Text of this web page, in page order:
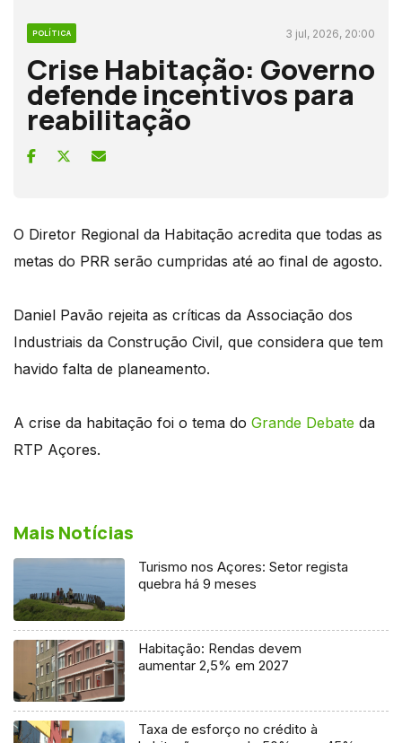
POLÍTICA 3 jul, 2026, 20:00
Crise Habitação: Governo
defende incentivos para
reabilitação
O Diretor Regional da Habitação acredita que todas as
metas do PRR serão cumpridas até ao final de agosto.
Daniel Pavão rejeita as críticas da Associação dos
Industriais da Construção Civil, que considera que tem
havido falta de planeamento.
A crise da habitação foi o tema do Grande Debate da
RTP Açores.
Mais Notícias
Turismo nos Açores: Setor regista
quebra há 9 meses
Habitação: Rendas devem
aumentar 2,5% em 2027
Taxa de esforço no crédito à